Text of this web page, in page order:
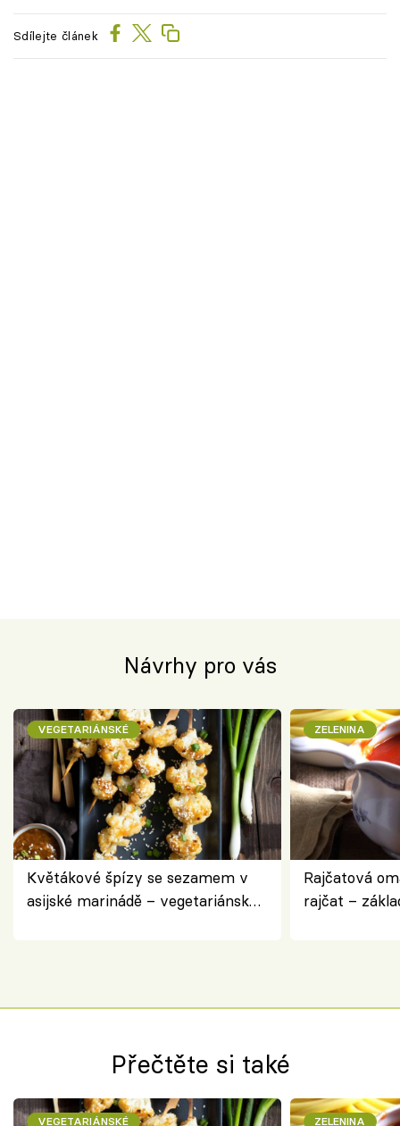
Sdílejte článek
Návrhy pro vás
VEGETARIÁNSKÉ
Květákové špízy se sezamem v
asijské marinádě – vegetariánská
ZELENINA
Rajčatová
rajčat –
Přečtěte si také
VEGETARIÁNSKÉ ZELENINA